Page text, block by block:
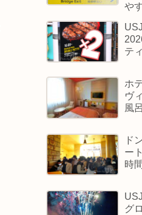
や
テ
ホ
ヴ
風
ド
ー
時
グ